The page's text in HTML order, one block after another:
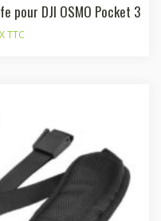
pour DJI OSMO Pocket 3
TTC